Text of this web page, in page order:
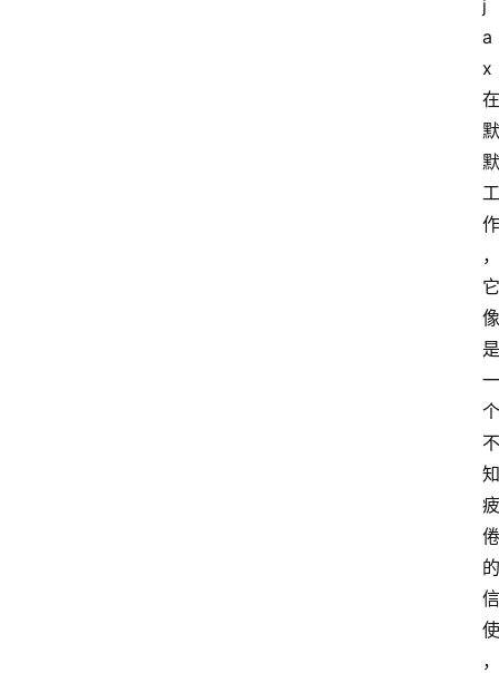
j
a
x
在
默
默
工
作
，
它
像
是
一
个
不
知
疲
倦
的
信
使
，